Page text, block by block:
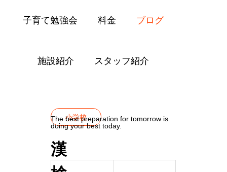
子育て勉強会 料金 ブログ
施設紹介 スタッフ紹介
小学校
漢
The best preparation for tomorrow is
doing your best today.